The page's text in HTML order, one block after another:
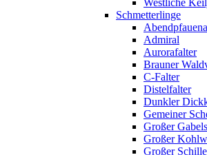
Westliche
Schmetterlinge
Admiral
Aurorafalter
Brauner
C-Falter
Distelfalter
Dunkler
Gemeiner
Großer
Großer
Großer